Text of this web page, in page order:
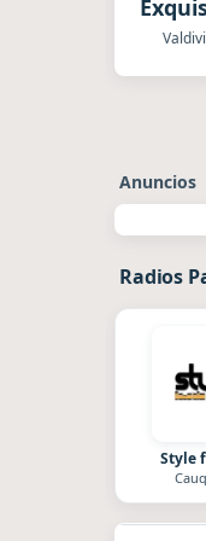
Anuncios
Radios
Style